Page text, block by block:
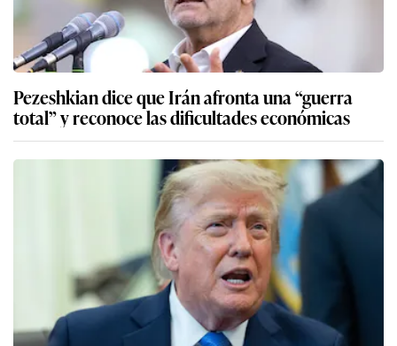
Pezeshkian dice que Irán afronta una “guerra
total” y reconoce las dificultades económicas